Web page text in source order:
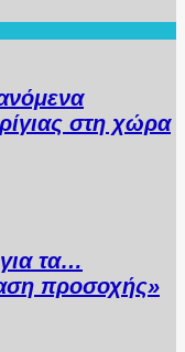
στη χώρα
τα…
προσοχής»